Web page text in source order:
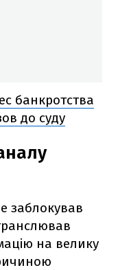
банкротства
до суду
заблокував
на велику